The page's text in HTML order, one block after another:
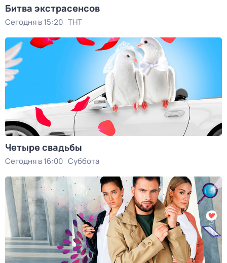
Битва экстрасенсов
Сегодня в 15:20 ТНТ
Четыре свадьбы
Сегодня в 16:00 Суббота